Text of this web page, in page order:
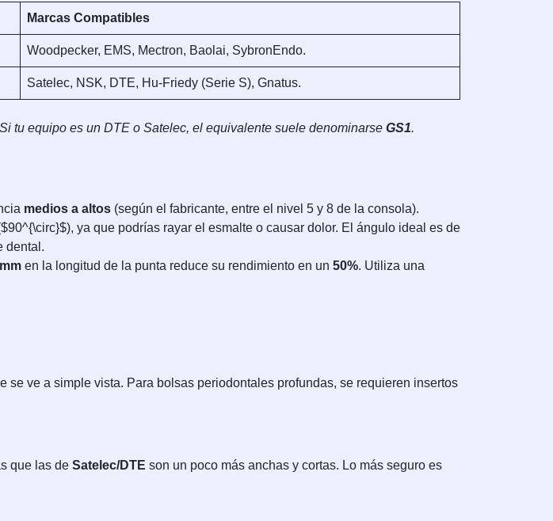
Marcas Compatibles
Woodpecker, EMS, Mectron, Baolai, SybronEndo.
Satelec, NSK, DTE, Hu-Friedy (Serie S), Gnatus.
tu equipo es un DTE o Satelec, el equivalente suele denominarse GS1.
medios a altos (según el fabricante, entre el nivel 5 y 8 de la consola).
ya que podrías rayar el esmalte o causar dolor. El ángulo ideal es de
dental.
en la longitud de la punta reduce su rendimiento en un 50%. Utiliza una
ve a simple vista. Para bolsas periodontales profundas, se requieren insertos
que las de Satelec/DTE son un poco más anchas y cortas. Lo más seguro es